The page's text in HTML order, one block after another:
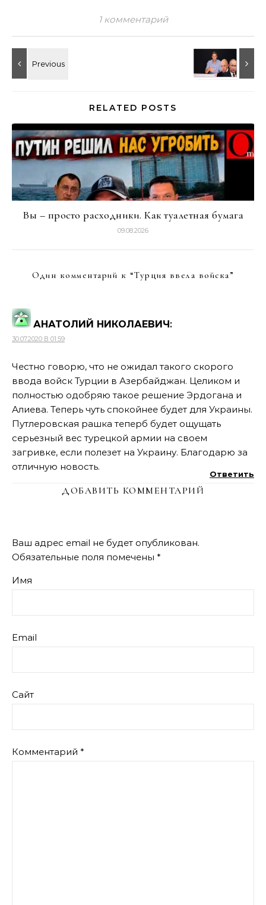
1 комментарий
RELATED POSTS
Вы – просто расходники. Как туалетная бумага
09.08.2026
Один комментарий к “Турция ввела войска”
АНАТОЛИЙ НИКОЛАЕВИЧ:
30.07.2020 В 01:59
Честно говорю, что не ожидал такого скорого
ввода войск Турции в Азербайджан. Целиком и
полностью одобряю такое решение Эрдогана и
Алиева. Теперь чуть спокойнее будет для Украины.
Путлеровская рашка теперб будет ощущать
серьезный вес турецкой армии на своем
загривке, если полезет на Украину. Благодарю за
отличную новость.
Ответить
ДОБАВИТЬ КОММЕНТАРИЙ
Ваш адрес email не будет опубликован.
Обязательные поля помечены *
Имя
Email
Сайт
Комментарий *